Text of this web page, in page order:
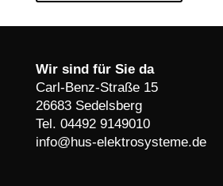
Wir sind für Sie da
Carl-Benz-Straße 15
26683 Sedelsberg
Tel. 04492 9149010
info@hus-elektrosysteme.de